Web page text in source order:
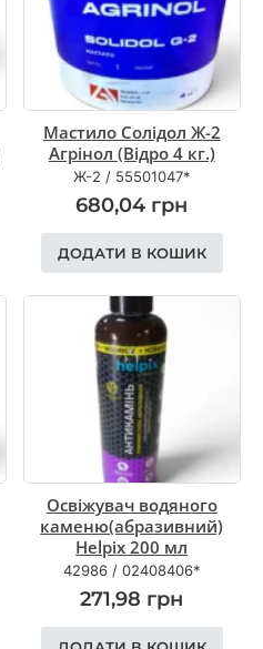
Мастило Солідол Ж-2
Агрінол (Відро 4 кг.)
Ж-2 / 55501047*
680,04 грн
ДОДАТИ В КОШИК
Освіжувач водяного
каменю(абразивний)
Helpix 200 мл
42986/ 02408406*
271,98 грн